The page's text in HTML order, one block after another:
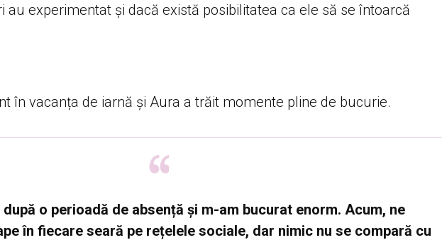
au experimentat și dacă există posibilitatea ca ele să se întoarcă
în vacanța de iarnă și Aura a trăit momente pline de bucurie.
după o perioadă de absență și m-am bucurat enorm. Acum, ne
în fiecare seară pe rețelele sociale, dar nimic nu se compară cu